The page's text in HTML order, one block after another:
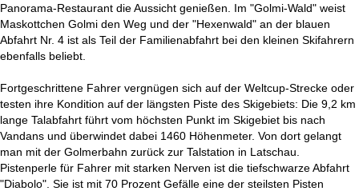
Panorama-Restaurant die Aussicht genießen. Im "Golmi-Wald" weist
Maskottchen Golmi den Weg und der "Hexenwald" an der blauen
Abfahrt Nr. 4 ist als Teil der Familienabfahrt bei den kleinen Skifahrern
ebenfalls beliebt.
Fortgeschrittene Fahrer vergnügen sich auf der Weltcup-Strecke oder
testen ihre Kondition auf der längsten Piste des Skigebiets: Die 9,2 km
lange Talabfahrt führt vom höchsten Punkt im Skigebiet bis nach
Vandans und überwindet dabei 1460 Höhenmeter. Von dort gelangt
man mit der Golmerbahn zurück zur Talstation in Latschau.
Pistenperle für Fahrer mit starken Nerven ist die tiefschwarze Abfahrt
"Diabolo". Sie ist mit 70 Prozent Gefälle eine der steilsten Pisten